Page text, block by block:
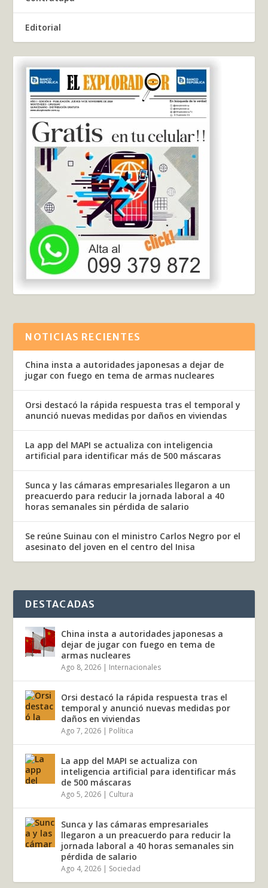
Editorial
NOTICIAS RECIENTES
China insta a autoridades japonesas a dejar de
jugar con fuego en tema de armas nucleares
Orsi destacó la rápida respuesta tras el temporal y
anunció nuevas medidas por daños en viviendas
La app del MAPI se actualiza con inteligencia
artificial para identificar más de 500 máscaras
Sunca y las cámaras empresariales llegaron a un
preacuerdo para reducir la jornada laboral a 40
horas semanales sin pérdida de salario
Se reúne Suinau con el ministro Carlos Negro por el
asesinato del joven en el centro del Inisa
DESTACADAS
China insta a autoridades japonesas a
dejar de jugar con fuego en tema de
armas nucleares
Ago 8, 2026 | Internacionales
Orsi destacó la rápida respuesta tras el
temporal y anunció nuevas medidas por
daños en viviendas
Ago 7, 2026 | Política
La app del MAPI se actualiza con
inteligencia artificial para identificar más
de 500 máscaras
Ago 5, 2026 | Cultura
Sunca y las cámaras empresariales
llegaron a un preacuerdo para reducir la
jornada laboral a 40 horas semanales sin
pérdida de salario
Ago 4, 2026 | Sociedad